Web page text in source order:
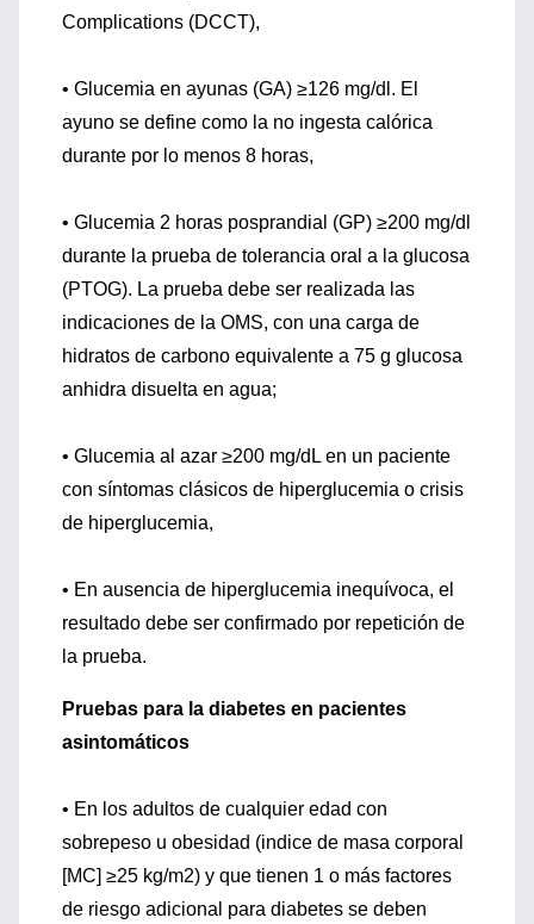
Complications (DCCT),
• Glucemia en ayunas (GA) ≥126 mg/dl. El
ayuno se define como la no ingesta calórica
durante por lo menos 8 horas,
• Glucemia 2 horas posprandial (GP) ≥200 mg/dl
durante la prueba de tolerancia oral a la glucosa
(PTOG). La prueba debe ser realizada las
indicaciones de la OMS, con una carga de
hidratos de carbono equivalente a 75 g glucosa
anhidra disuelta en agua;
• Glucemia al azar ≥200 mg/dL en un paciente
con síntomas clásicos de hiperglucemia o crisis
de hiperglucemia,
• En ausencia de hiperglucemia inequívoca, el
resultado debe ser confirmado por repetición de
la prueba.
Pruebas para la diabetes en pacientes
asintomáticos
• En los adultos de cualquier edad con
sobrepeso u obesidad (indice de masa corporal
[MC] ≥25 kg/m2) y que tienen 1 o más factores
de riesgo adicional para diabetes se deben